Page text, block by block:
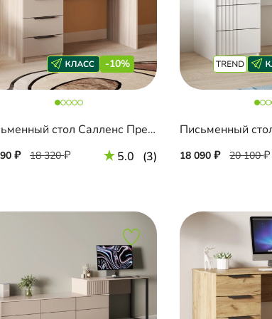
-10%
Письменный стол Салленс Премиум
18 320 5.0 (3) 18 090 20 100